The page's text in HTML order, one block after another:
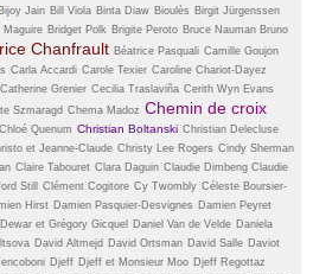
Bijoy Jain Bill Viola Binta Diaw Bioulès Birgit Jürgenssen
Maguire Bridget Polk Brigite Peroto Bruce Nauman Bruno
Chanfrault Béatrice Pasquali Camille Goujon
Carla Accardi Carole Texier Caroline Chariot-Dayez
Catherine Grenier Cecilia Traslaviña Cerith Wyn Evans
Szmaragd Chema Madoz Chemin de croix
Chloé Quenum Christian Boltanski Christian Delecluse
et Jeanne-Claude Christy Lee Rogers Cindy Sherman
Claire Tabouret Clara Daguin Claudie Dimbeng Claudie
Still Clément Cogitore Cy Twombly Céleste Boursier-
Hirst Damien Pasquier-Desvignes Damien Peyret
et Grégory Gicquel Daniel Van de Velde Daniela
David Altmejd David Ortsman David Salle Daviot
Djeff Djeff et Monsieur Moo Djeff Regottaz